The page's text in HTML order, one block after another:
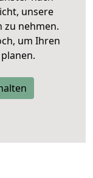
unsere
zu nehmen.
um Ihren